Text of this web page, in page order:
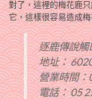
對了，這裡的梅花鹿
它，這樣很容易造成
逐鹿傳說觸
地址：
營業時間
電話： 05